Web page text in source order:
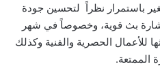
باستمرار نظراً لتحسين جودة
بث قوية، وخصوصاً في شهر
الحصرية والفنية وكذلك
الممتعة.